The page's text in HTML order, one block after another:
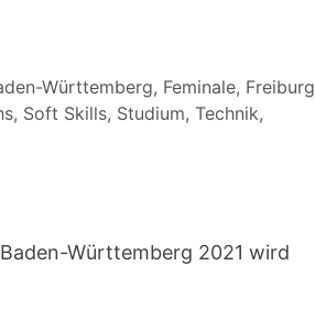
Württemberg, Feminale, Freiburg
, Soft Skills, Studium, Technik,
Württemberg 2021 wird